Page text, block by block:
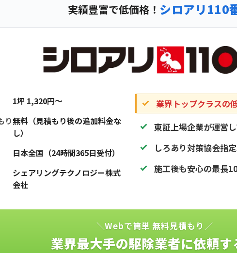
実績豊富で低価格！ シロアリ110
1坪 1,320円〜
り無料（見積もり後の追加料金な
し）
日本全国（24時間365日受付）
シェアリングテクノロジー株式
会社
業界トップクラスの
東証上場企業が運営
しろあり対策協会指
施工後も安心の最長
＼Webで簡単 無料見積もり／
業界最大手の駆除業者に依頼す